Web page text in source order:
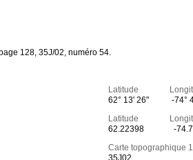
128, 35J/02, numéro 54.
Latitude
62° 13' 26"
-74°
Latitude
62.22398
-
Carte topographique
35J02